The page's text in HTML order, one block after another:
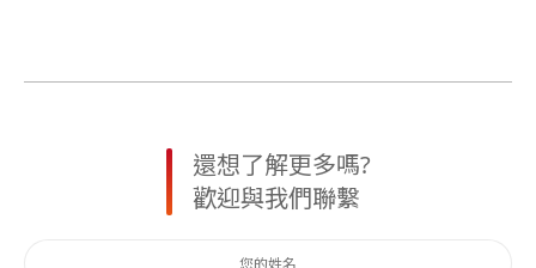
還想了解更多嗎?
歡迎與我們聯繫